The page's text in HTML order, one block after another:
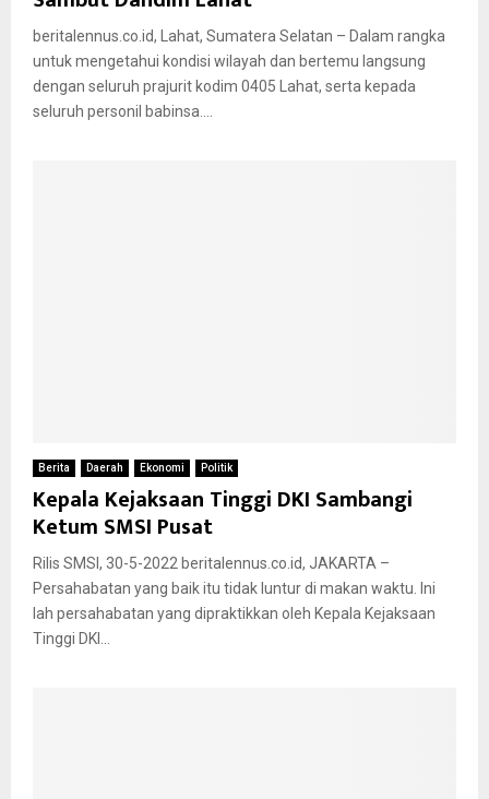
beritalennus.co.id, Lahat, Sumatera Selatan – Dalam rangka
untuk mengetahui kondisi wilayah dan bertemu langsung
dengan seluruh prajurit kodim 0405 Lahat, serta kepada
seluruh personil babinsa....
Berita Daerah Ekonomi Politik
Kepala Kejaksaan Tinggi DKI Sambangi
Ketum SMSI Pusat
Rilis SMSI, 30-5-2022 beritalennus.co.id, JAKARTA –
Persahabatan yang baik itu tidak luntur di makan waktu. Ini
lah persahabatan yang dipraktikkan oleh Kepala Kejaksaan
Tinggi DKI...